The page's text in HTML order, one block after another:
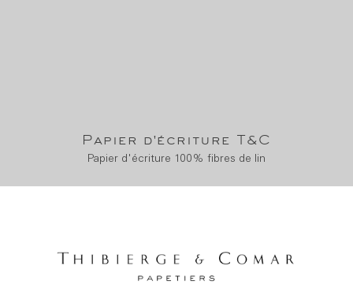
Papier d'écriture T&C
Papier d'écriture 100% fibres de lin